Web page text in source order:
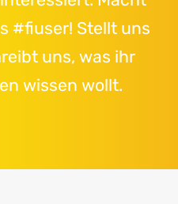
#fiuser! Stellt uns
uns, was ihr
wissen wollt.